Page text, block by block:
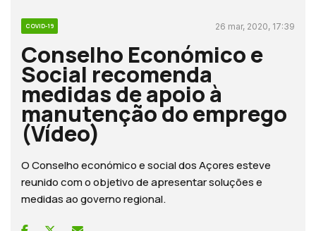
COVID-19 26 mar, 2020, 17:39
Conselho Económico e
Social recomenda
medidas de apoio à
manutenção do emprego
(Vídeo)
O Conselho económico e social dos Açores esteve
reunido com o objetivo de apresentar soluções e
medidas ao governo regional.